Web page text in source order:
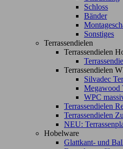
Schloss
Bänder
Sonstiges
Terrassendielen
Terrassendielen
Terrassendielen
Silvadec
Megawood
WPC
Terrassendielen
Terrassendielen
NEU:
Hobelware
Glattkant- und